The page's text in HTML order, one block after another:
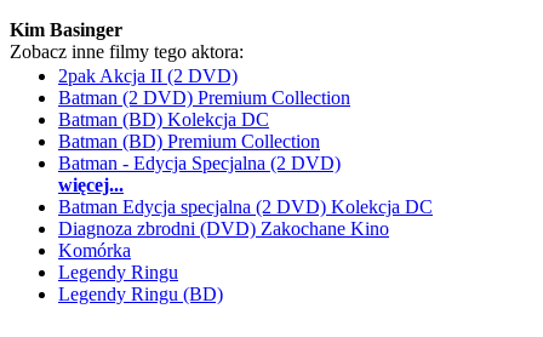
Kim Basinger
Zobacz inne filmy tego aktora:
2pak Akcja II (2 DVD)
Batman (2 DVD) Premium Collection
Batman (BD) Kolekcja DC
Batman (BD) Premium Collection
Batman - Edycja Specjalna (2 DVD)
więcej...
Batman Edycja specjalna (2 DVD) Kolekcja DC
Diagnoza zbrodni (DVD) Zakochane Kino
Komórka
Legendy Ringu
Legendy Ringu (BD)